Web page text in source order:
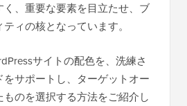
、重要な要素を目立たせ、ブ
ィの核となっています。
サイトの配色を、洗練さ
サポートし、ターゲットオー
のを選択する方法をご紹介し